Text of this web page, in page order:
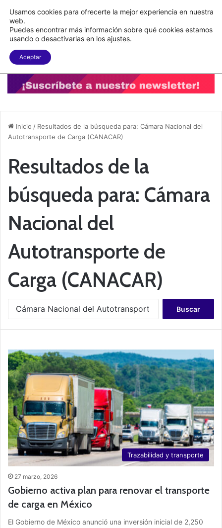
C&A México completa la implementación de su WMS en la nube
Menu
Inicio / Resultados de la búsqueda para: Cámara Nacional del
Autotransporte de Carga (CANACAR)
Resultados de la
búsqueda para: Cámara
Nacional del
Autotransporte de
Carga (CANACAR)
r
:
Trazabilidad y transporte
27 marzo, 2026
Gobierno activa plan para renovar el transporte
de carga en México
El Gobierno de México anunció una inversión inicial de 2,250
Usamos cookies para ofrecerte la mejor experiencia en nuestra
web.
Puedes encontrar más información sobre qué cookies estamos
usando o desactivarlas en los ajustes.
Aceptar